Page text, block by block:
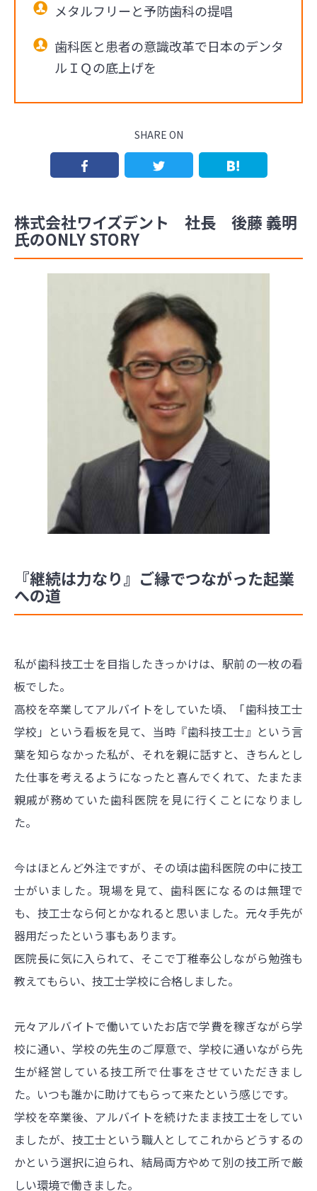
メタルフリーと予防歯科の提唱
歯科医と患者の意識改革で日本のデンタ
ルＩＱの底上げを
SHARE ON
株式会社ワイズデント 社長 後藤 義明
氏のONLY STORY
『継続は力なり』ご縁でつながった起業
への道
私が歯科技工士を目指したきっかけは、駅前の一枚の看
板でした。
高校を卒業してアルバイトをしていた頃、「歯科技工士
学校」という看板を見て、当時『歯科技工士』という言
葉を知らなかった私が、それを親に話すと、きちんとし
た仕事を考えるようになったと喜んでくれて、たまたま
親戚が務めていた歯科医院を見に行くことになりまし
た。
今はほとんど外注ですが、その頃は歯科医院の中に技工
士がいました。現場を見て、歯科医になるのは無理で
も、技工士なら何とかなれると思いました。元々手先が
器用だったという事もあります。
医院長に気に入られて、そこで丁稚奉公しながら勉強も
教えてもらい、技工士学校に合格しました。
元々アルバイトで働いていたお店で学費を稼ぎながら学
校に通い、学校の先生のご厚意で、学校に通いながら先
生が経営している技工所で仕事をさせていただきまし
た。いつも誰かに助けてもらって来たという感じです。
学校を卒業後、アルバイトを続けたまま技工士をしてい
ましたが、技工士という職人としてこれからどうするの
かという選択に迫られ、結局両方やめて別の技工所で厳
しい環境で働きました。